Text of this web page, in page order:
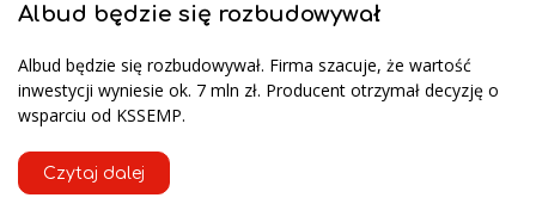
Albud będzie się rozbudowywał
Albud będzie się rozbudowywał. Firma szacuje, że wartość
inwestycji wyniesie ok. 7 mln zł. Producent otrzymał decyzję o
wsparciu od KSSEMP.
Czytaj dalej